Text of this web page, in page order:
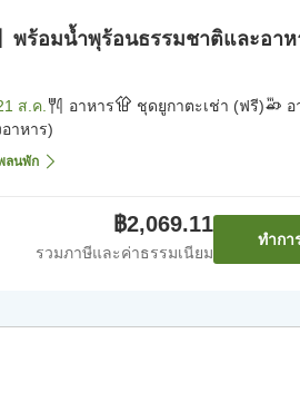
】พร้อมน้ำพุร้อนธรรมชาติและอา
ส.ค. อาหาร ชุดยูกาตะเช่า (ฟรี)
อ
าหาร)
ลนพัก
฿2,069.11
รวมภาษีและค่าธรรมเนียม
ทำกา